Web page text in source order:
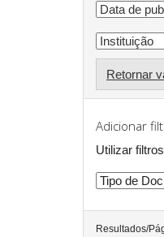
Retornar
Adicionar
Utilizar
Resultados/